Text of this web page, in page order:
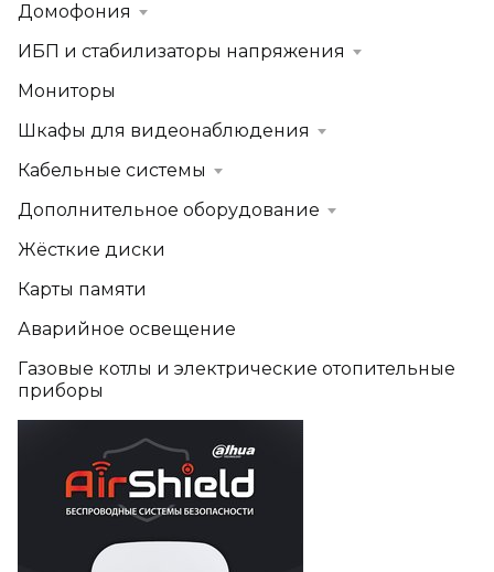
Домофония
ИБП и стабилизаторы напряжения
Мониторы
Шкафы для видеонаблюдения
Кабельные системы
Дополнительное оборудование
Жёсткие диски
Карты памяти
Аварийное освещение
Газовые котлы и электрические отопительные
приборы